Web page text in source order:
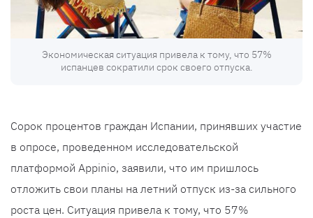
Экономическая ситуация привела к тому, что 57%
испанцев сократили срок своего отпуска.
Сорок процентов граждан Испании, принявших участие
в опросе, проведенном исследовательской
платформой Appinio, заявили, что им пришлось
отложить свои планы на летний отпуск из-за сильного
роста цен. Ситуация привела к тому, что 57%